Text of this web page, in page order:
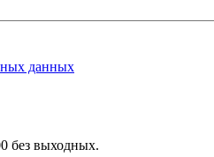
данных
без выходных.